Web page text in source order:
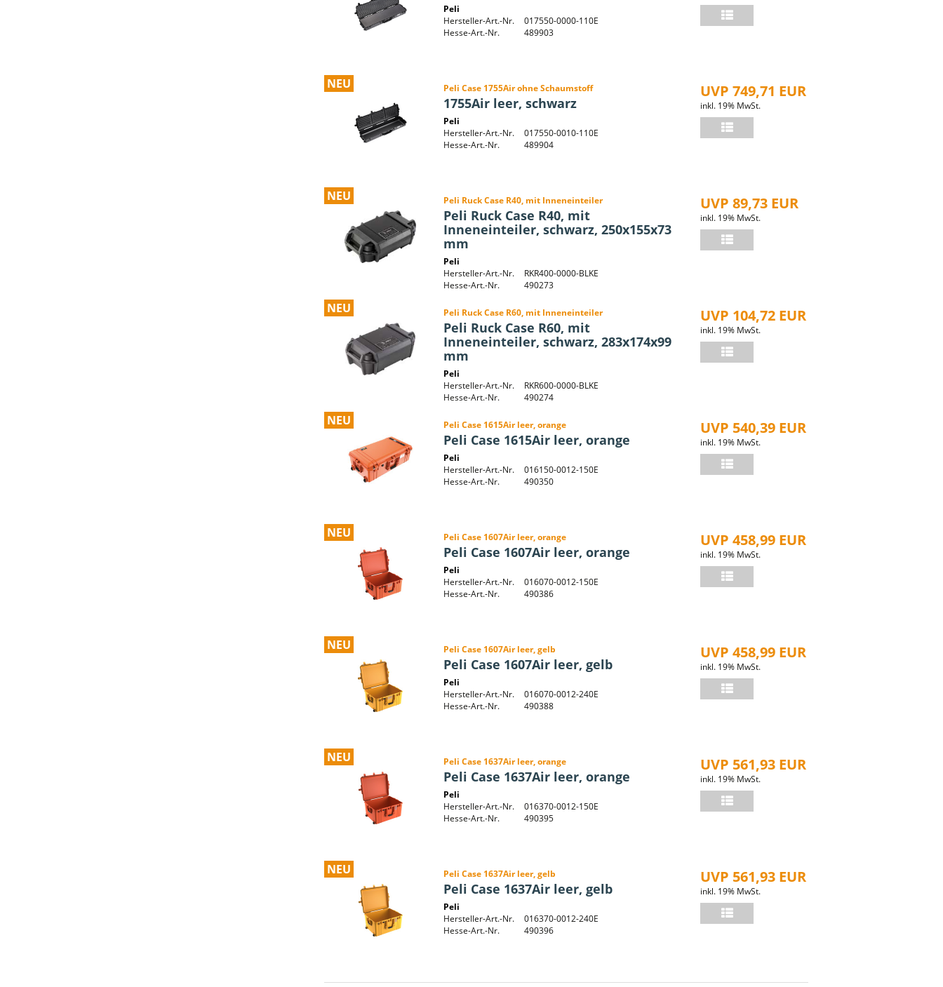
Peli
Hersteller-Art.-Nr.
017550-0000-110E
Hesse-Art.-Nr.
489903
NEU Peli Case 1755Air ohne Schaumstoff
1755Air leer, schwarz
Peli
Hersteller-Art.-Nr.
017550-0010-110E
Hesse-Art.-Nr.
489904
UVP 749,71 EUR
inkl. 19% MwSt.
NEU Peli Ruck Case R40, mit Inneneinteiler
Peli Ruck Case R40, mit
Inneneinteiler, schwarz, 250x155x73
mm
Peli
Hersteller-Art.-Nr.
RKR400-0000-BLKE
Hesse-Art.-Nr.
490273
UVP 89,73 EUR
inkl. 19% MwSt.
NEU Peli Ruck Case R60, mit Inneneinteiler
Peli Ruck Case R60, mit
Inneneinteiler, schwarz, 283x174x99
mm
Peli
Hersteller-Art.-Nr.
RKR600-0000-BLKE
Hesse-Art.-Nr.
490274
UVP 104,72 EUR
inkl. 19% MwSt.
NEU Peli Case 1615Air leer, orange
Peli Case 1615Air leer, orange
Peli
Hersteller-Art.-Nr.
016150-0012-150E
Hesse-Art.-Nr.
490350
UVP 540,39 EUR
inkl. 19% MwSt.
NEU Peli Case 1607Air leer, orange
Peli Case 1607Air leer, orange
Peli
Hersteller-Art.-Nr.
016070-0012-150E
Hesse-Art.-Nr.
490386
UVP 458,99 EUR
inkl. 19% MwSt.
NEU Peli Case 1607Air leer, gelb
Peli Case 1607Air leer, gelb
Peli
Hersteller-Art.-Nr.
016070-0012-240E
Hesse-Art.-Nr.
490388
UVP 458,99 EUR
inkl. 19% MwSt.
NEU Peli Case 1637Air leer, orange
Peli Case 1637Air leer, orange
Peli
Hersteller-Art.-Nr.
016370-0012-150E
Hesse-Art.-Nr.
490395
UVP 561,93 EUR
inkl. 19% MwSt.
NEU Peli Case 1637Air leer, gelb
Peli Case 1637Air leer, gelb
Peli
Hersteller-Art.-Nr.
016370-0012-240E
Hesse-Art.-Nr.
490396
UVP 561,93 EUR
inkl. 19% MwSt.